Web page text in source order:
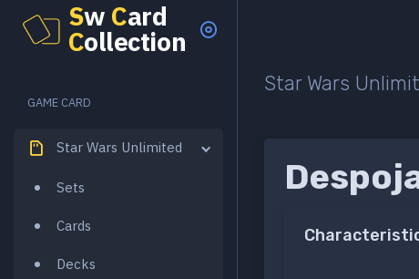
Sw Card
Collection
GAME CARD
Star Wars Unlimited
Sets
Cards
Decks
Star Wars